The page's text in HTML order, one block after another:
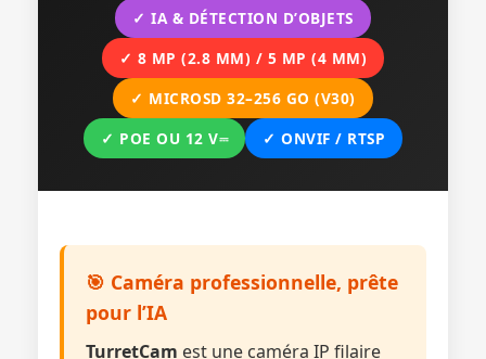
✓ IA & DÉTECTION D’OBJETS
✓ 8 MP (2.8 MM) / 5 MP (4 MM)
✓ MICROSD 32–256 GO (V30)
✓ POE OU 12 V⎓
✓ ONVIF / RTSP
🎯 Caméra professionnelle, prête
pour l’IA
TurretCam est une caméra IP filaire